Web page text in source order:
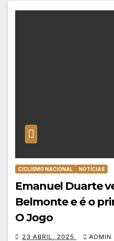
CICLISMO NACIONAL NOTÍCIAS
Emanuel Duarte
Belmonte e é o
O Jogo
23 ABRIL, 2025 ADMIN